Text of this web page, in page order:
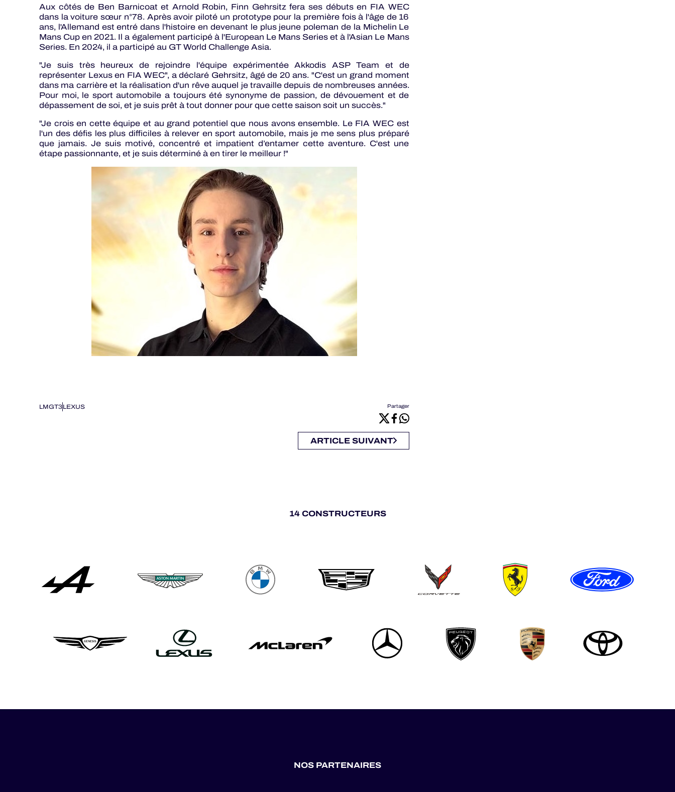
Aux côtés de Ben Barnicoat et Arnold Robin, Finn Gehrsitz fera ses débuts en FIA WEC
dans la voiture sœur n°78. Après avoir piloté un prototype pour la première fois à l'âge de 16
ans, l'Allemand est entré dans l'histoire en devenant le plus jeune poleman de la Michelin Le
Mans Cup en 2021. Il a également participé à l'European Le Mans Series et à l'Asian Le Mans
Series. En 2024, il a participé au GT World Challenge Asia.
"Je suis très heureux de rejoindre l'équipe expérimentée Akkodis ASP Team et de
représenter Lexus en FIA WEC", a déclaré Gehrsitz, âgé de 20 ans. "C'est un grand moment
dans ma carrière et la réalisation d'un rêve auquel je travaille depuis de nombreuses années.
Pour moi, le sport automobile a toujours été synonyme de passion, de dévouement et de
dépassement de soi, et je suis prêt à tout donner pour que cette saison soit un succès."
"Je crois en cette équipe et au grand potentiel que nous avons ensemble. Le FIA WEC est
l'un des défis les plus difficiles à relever en sport automobile, mais je me sens plus préparé
que jamais. Je suis motivé, concentré et impatient d’entamer cette aventure. C'est une
étape passionnante, et je suis déterminé à en tirer le meilleur !"
LMGT3LEXUS Partager
ARTICLE SUIVANT
14 CONSTRUCTEURS
NOS PARTENAIRES